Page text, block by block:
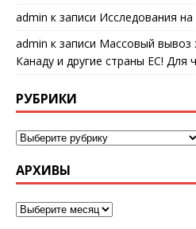
admin к записи Исследования
admin к записи Массовый вывоз
Канаду и другие страны ЕС! Для
РУБРИКИ
АРХИВЫ